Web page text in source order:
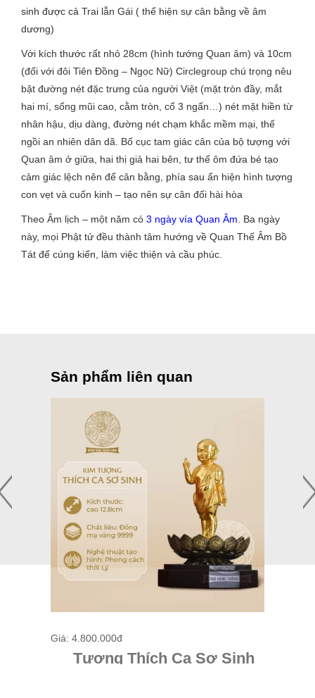
sinh được cả Trai lẫn Gái ( thể hiện sự cân bằng về âm
dương)
Với kích thước rất nhỏ 28cm (hình tướng Quan âm) và 10cm
(đối với đôi Tiên Đồng – Ngọc Nữ) Circlegroup chú trọng nêu
bật đường nét đặc trưng của người Việt (mặt tròn đầy, mắt
hai mí, sống mũi cao, cằm tròn, cổ 3 ngấn…) nét mặt hiền từ
nhân hậu, dịu dàng, đường nét chạm khắc mềm mại, thế
ngồi an nhiên dân dã. Bố cục tam giác cân của bộ tượng với
Quan âm ở giữa, hai thị giả hai bên, tư thế ôm đứa bé tạo
cảm giác lệch nên để cân bằng, phía sau ẩn hiện hình tượng
con vẹt và cuốn kinh – tạo nên sự cân đối hài hòa
Theo Âm lịch – một năm có 3 ngày vía Quan Âm . Ba ngày
này, mọi Phật tử đều thành tâm hướng về Quan Thế Âm Bồ
Tát để cúng kiến, làm việc thiện và cầu phúc.
Sản phẩm liên quan
Giá: 4.800.000đ
Tượng Thích Ca Sơ Sinh